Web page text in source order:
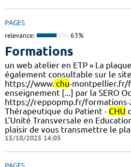
PAGES
relevance: 63%
Formations
un web atelier en ETP » La
également consultable sur le
https://www. chu-
enseignement [...] par la SERO
https://reppopmp.fr/formations-
Thérapeutique du Patient - CHU
L’Unité Transversale en
plaisir de vous transmettre le
15/10/2025 14:05